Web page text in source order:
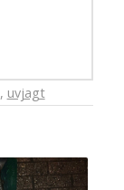
, uvjagt